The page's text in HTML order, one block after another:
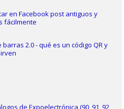
en Facebook post antiguos y
fácilmente
barras 2.0 - qué es un código QR y
de Expoelectrónica (90, 91, 92,